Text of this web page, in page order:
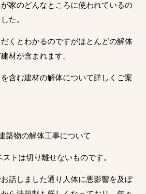
家のどんなところに使われているの
た。
くとわかるのですがほとんどの解体
材が含まれます。
含む建材の解体について詳しくご案
築物の解体工事について
トは切り離せないものです。
話しました通り人体に悪影響を及ぼ